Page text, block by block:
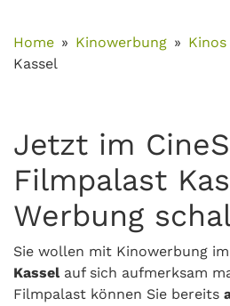
Home Kinowerbung Kinos
Kassel
Jetzt im
Filmpalast
Werbung
Sie wollen mit Kinowerbung im
Kassel auf sich aufmerksam
Filmpalast können Sie bereits